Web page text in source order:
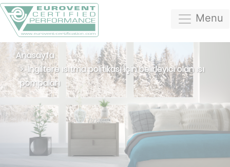
Menu
Anasayfa
İngiltere ısıtma politikası için belirleyici olan ısı
pompaları